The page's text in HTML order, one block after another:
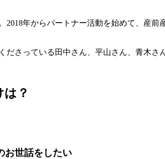
2018年からパートナー活動を始めて、産
ださっている田中さん、平山さん、青木さ
？
お世話をしたい